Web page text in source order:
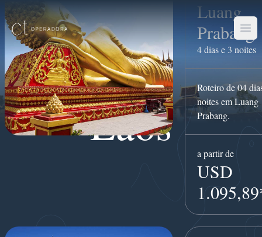
Laos
Luang
Prabang
4 dias e 3 noites
Roteiro de 04
noites em Luang
Prabang.
a partir de
USD